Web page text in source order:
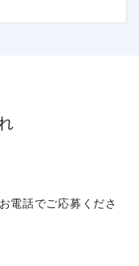
電話でご応募くださ